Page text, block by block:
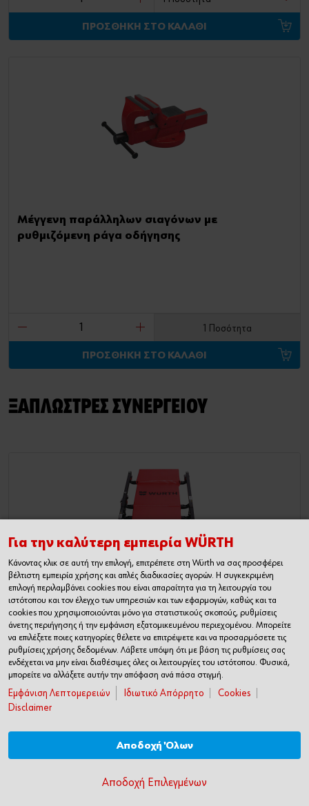
ΠΡΟΣΘΗΚΗ ΣΤΟ ΚΑΛΑΘΙ
Μέγγενη παράλληλων σιαγόνων με
ρυθμιζόμενη ράγα οδήγησης
1 Ποσότητα
ΠΡΟΣΘΗΚΗ ΣΤΟ ΚΑΛΑΘΙ
ΞΑΠΛΩΣΤΡΕΣ ΣΥΝΕΡΓΕΙΟΥ
Αναδιπλούμενη μεταλλική ξαπλώστρα
συνεργείου
ΠΡΟΣΘΗΚΗ ΣΤΟ ΚΑΛΑΘΙ
Για την καλύτερη εμπειρία WÜRTH
Κάνοντας κλικ σε αυτή την επιλογή, επιτρέπετε στη Würth να σας προσφέρει
βέλτιστη εμπειρία χρήσης και απλές διαδικασίες αγορών. Η συγκεκριμένη
επιλογή περιλαμβάνει cookies που είναι απαραίτητα για τη λειτουργία του
ιστότοπου και τον έλεγχο των υπηρεσιών και των εφαρμογών, καθώς και τα
cookies που χρησιμοποιούνται μόνο για στατιστικούς σκοπούς, ρυθμίσεις
άνετης περιήγησης ή την εμφάνιση εξατομικευμένου περιεχομένου. Μπορείτε
να επιλέξετε ποιες κατηγορίες θέλετε να επιτρέψετε και να προσαρμόσετε τις
ρυθμίσεις χρήσης δεδομένων. Λάβετε υπόψη ότι με βάση τις ρυθμίσεις σας
ενδέχεται να μην είναι διαθέσιμες όλες οι λειτουργίες του ιστότοπου. Φυσικά,
μπορείτε να αλλάξετε αυτήν την απόφαση ανά πάσα στιγμή.
Εμφάνιση Λεπτομερειών Ιδιωτικό Απόρρητο
Cookies
Disclaimer
Αποδοχή Όλων
Αποδοχή Επιλεγμένων